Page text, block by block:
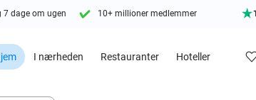
dage om ugen 10+ millioner medlemmer
I nærheden Restauranter Hoteller